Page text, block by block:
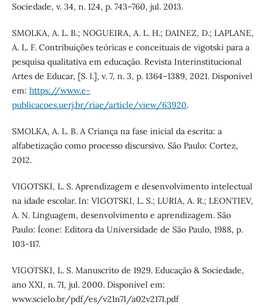
Sociedade, v. 34, n. 124, p. 743–760, jul. 2013.
SMOLKA, A. L. B.; NOGUEIRA, A. L. H.; DAINEZ, D.; LAPLANE,
A. L. F. Contribuições teóricas e conceituais de vigotski para a
pesquisa qualitativa em educação. Revista Interinstitucional
Artes de Educar, [S. l.], v. 7, n. 3, p. 1364–1389, 2021. Disponível
em: https://www.e-
publicacoes.uerj.br/riae/article/view/63920.
SMOLKA, A. L. B. A Criança na fase inicial da escrita: a
alfabetização como processo discursivo. São Paulo: Cortez,
2012.
VIGOTSKI, L. S. Aprendizagem e desenvolvimento intelectual
na idade escolar. In: VIGOTSKI, L. S.; LURIA, A. R.; LEONTIEV,
A. N. Linguagem, desenvolvimento e aprendizagem. São
Paulo: Ícone: Editora da Universidade de São Paulo, 1988, p.
103-117.
VIGOTSKI, L. S. Manuscrito de 1929. Educação & Sociedade,
ano XXI, n. 71, jul. 2000. Disponível em:
www.scielo.br/pdf/es/v21n71/a02v2171.pdf